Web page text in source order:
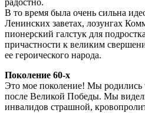
В то время была очень сильна
Ленинских заветах, лозунгах
пионерский галстук для
причастности к великим
ее героического народа.
Поколение 60-х
Это мое поколение! Мы родились
после Великой Победы. Мы
инвалидов страшной,